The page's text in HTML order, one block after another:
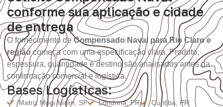
conforme sua aplicação e cidade
de entrega
O fornecimento de Compensado Naval para Rio Claro e
regiãocomeça com uma especificação clara. Produto,
espessura, quantidade e destino são analisados antes da
confirmação comercial e logística.
Bases Logísticas:
Matriz Mogi Mirim, SP Londrina, PR
Curitiba, PR